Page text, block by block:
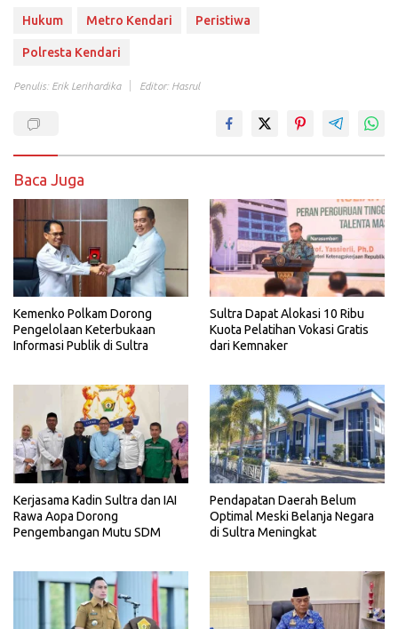
Hukum Metro Kendari Peristiwa
Polresta Kendari
Penulis: Erik Lerihardika Editor: Hasrul
Baca Juga
Kemenko Polkam Dorong
Pengelolaan Keterbukaan
Informasi Publik di Sultra
Sultra Dapat Alokasi 10 Ribu
Kuota Pelatihan Vokasi Gratis
dari Kemnaker
Kerjasama Kadin Sultra dan IAI
Rawa Aopa Dorong
Pengembangan Mutu SDM
Pendapatan Daerah Belum
Optimal Meski Belanja Negara
di Sultra Meningkat